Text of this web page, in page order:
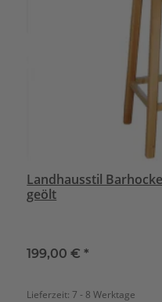
Landhausstil
geölt
199,00 €*
Lieferzeit:7 - 8 Werktage